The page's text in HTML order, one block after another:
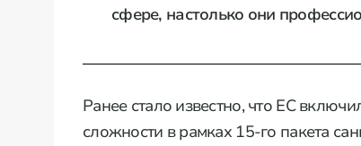
сфере, настолько они
Ранее стало известно, что ЕС
сложности в рамках 15-го пакета